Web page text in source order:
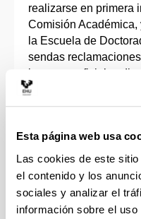
Esta página web usa
Las cookies de este
el contenido y los
sociales y analizar el
información sobre el
realizarse en primera
Comisión
la Escuela de
sendas
impresos oficiales
En todo caso, el
sus directoras y
GAUR, tal y como se
correspondientes.
Permanencia en un